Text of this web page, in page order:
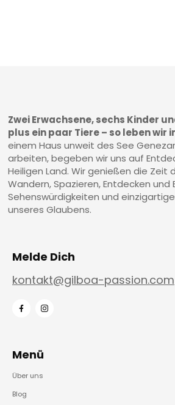
Zwei Erwachsene, sechs Kinder
plus ein paar Tiere – so leben wir
einem Haus unweit des See
arbeiten, begeben wir uns auf
Heiligen Land. Wir genießen die Zeit
Wandern, Spazieren, Entdecken und
Sehenswürdigkeiten und
unseres Glaubens.
Melde Dich
kontakt@gilboa-passion.com
Menü
Über uns
Blog